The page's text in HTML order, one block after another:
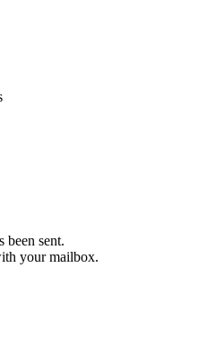
been sent.
your mailbox.